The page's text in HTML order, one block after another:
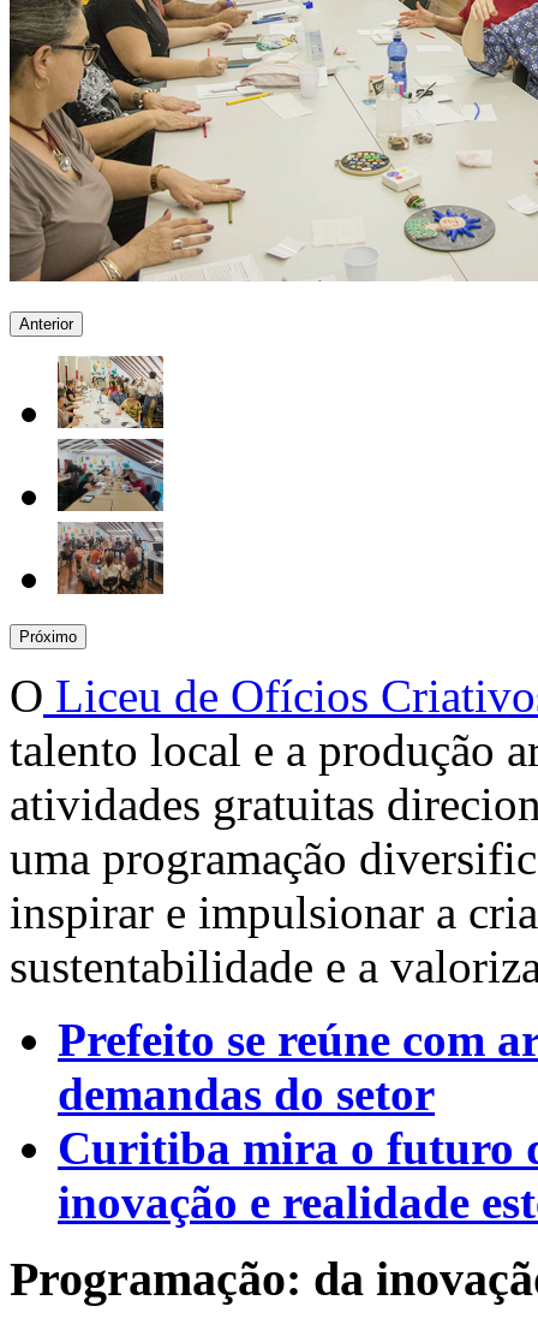
Anterior
Próximo
O Liceu de Ofícios
talento local e a produção
atividades gratuitas
uma programação
inspirar e impulsionar a
sustentabilidade e a
Prefeito se reúne com
demandas do setor
Curitiba mira o futuro
inovação e realidade
Programação: da